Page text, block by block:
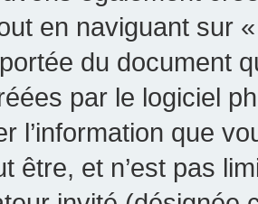
en naviguant sur
du document
par le logiciel
l’information que
être, et n’est pas